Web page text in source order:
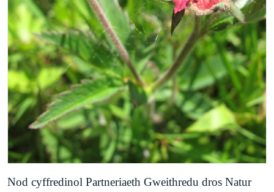
Nod cyffredinol Partneriaeth Gweithredu dros Natur